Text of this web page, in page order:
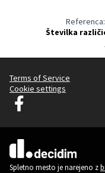
Referenca:
Številka
Terms of Service
Cookie settings
Decidim Ljubljana na
(Zunanja povezava)
Spletno mesto je narejeno z